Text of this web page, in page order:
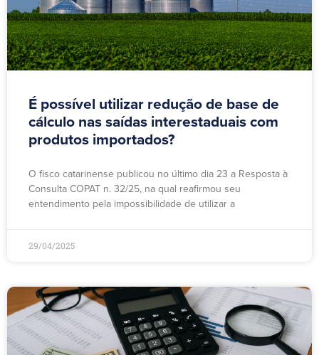
É possível utilizar redução de base de
cálculo nas saídas interestaduais com
produtos importados?
O fisco catarinense publicou no último dia 23 a Resposta à
Consulta COPAT n. 32/25, na qual reafirmou seu
entendimento pela impossibilidade de utilizar a
29/04/2025